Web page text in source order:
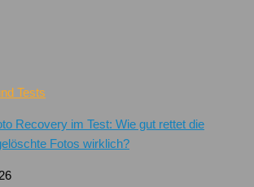
Tests
Recovery im Test: Wie gut rettet die
Fotos wirklich?